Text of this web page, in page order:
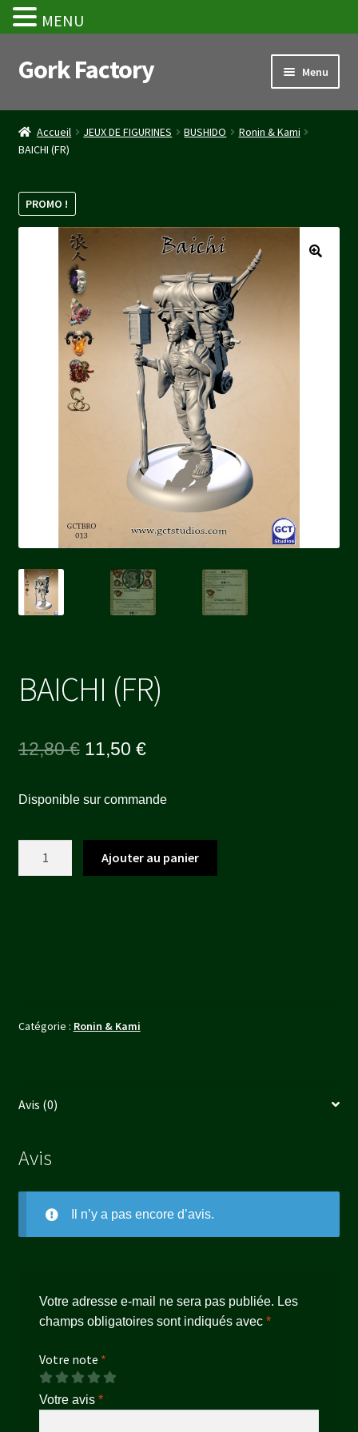
Aller
à
navigation
Aller
au
Gork Factory Menu
Accueil
CGV
Mon compte
Stripe Payment Success Page
Validation de la commande
Accueil JEUX DE FIGURINES BUSHIDO
Ronin & Kami
BAICHI (FR)
PROMO !
BAICHI (FR)
12,80€ Le
initial
était :
12,80 €.
11,50 €Le
actuel
est :
11,50 €.
Disponible sur commande
Ajouter au panier
Catégorie : Ronin & Kami
Avis (0)
Avis
Il n’y a pas encore d’avis.
Votre adresse e-mail ne sera pas publiée. Les
champs obligatoires sont indiqués avec *
Votre note *
Votre avis *
MENU